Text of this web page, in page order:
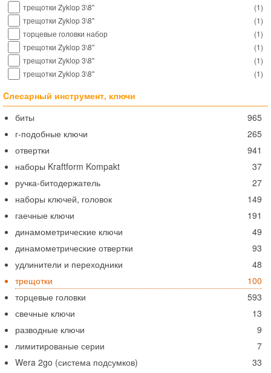
(1)
трещотки Zyklop 3\8"
(1)
трещотки Zyklop 3\8"
(1)
торцевые головки набор
(1)
трещотки Zyklop 3\8"
(1)
трещотки Zyklop 3\8"
(1)
трещотки Zyklop 3\8"
Cлесарный инструмент, ключи
965
биты
265
г-подобные ключи
941
отвертки
37
наборы Kraftform Kompakt
27
ручка-битодержатель
149
наборы ключей, головок
191
гаечные ключи
49
динамометрические ключи
93
динамометрические отвертки
48
удлинители и переходники
100
трещотки
593
торцевые головки
13
свечные ключи
9
разводные ключи
7
лимитированые серии
33
Wera 2go (система подсумков)